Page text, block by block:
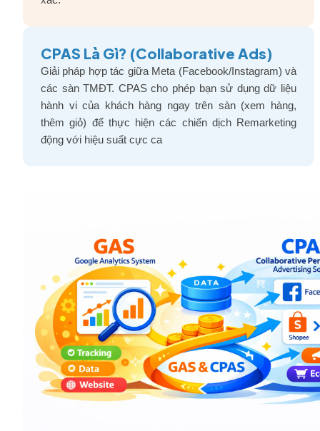
CPAS Là Gì? (Collaborative Ads)
Giải pháp hợp tác giữa Meta (Facebook/Instagram) và
các sàn TMĐT. CPAS cho phép bạn sử dụng dữ liệu
hành vi của khách hàng ngay trên sàn (xem hàng,
thêm giỏ) để thực hiện các chiến dịch Remarketing
động với hiệu suất cực ca